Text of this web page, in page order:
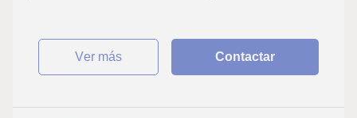
ver más Contactar